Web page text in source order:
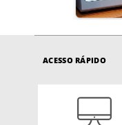
ACESSO RÁPIDO